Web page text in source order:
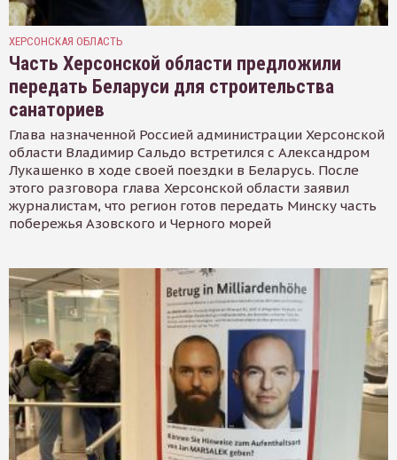
ХЕРСОНСКАЯ ОБЛАСТЬ
Часть Херсонской области предложили
передать Беларуси для строительства
санаториев
Глава назначенной Россией администрации Херсонской
области Владимир Сальдо встретился с Александром
Лукашенко в ходе своей поездки в Беларусь. После
этого разговора глава Херсонской области заявил
журналистам, что регион готов передать Минску часть
побережья Азовского и Черного морей